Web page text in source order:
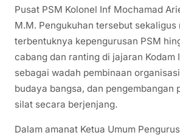
Pusat PSM Kolonel Inf Mochamad
M.M. Pengukuhan tersebut sekaligus
terbentuknya kepengurusan PSM
cabang dan ranting di jajaran Kodam
sebagai wadah pembinaan
budaya bangsa, dan pengembangan
silat secara berjenjang.
Dalam amanat Ketua Umum